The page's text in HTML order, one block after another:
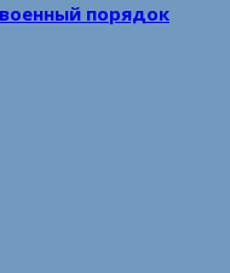
порядок